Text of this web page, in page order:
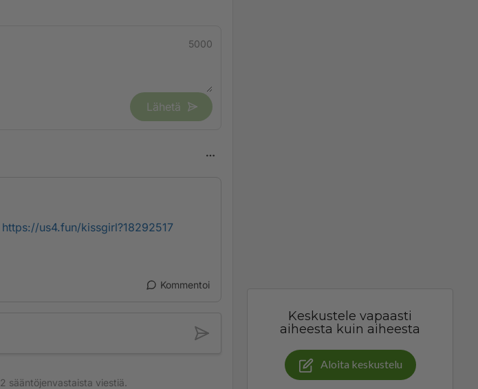
5000
Lähetä
https://us4.fun/kissgirl?18292517
Kommentoi
2 sääntöjenvastaista viestiä.
Keskustele vapaasti
aiheesta kuin aiheesta
Aloita keskustelu